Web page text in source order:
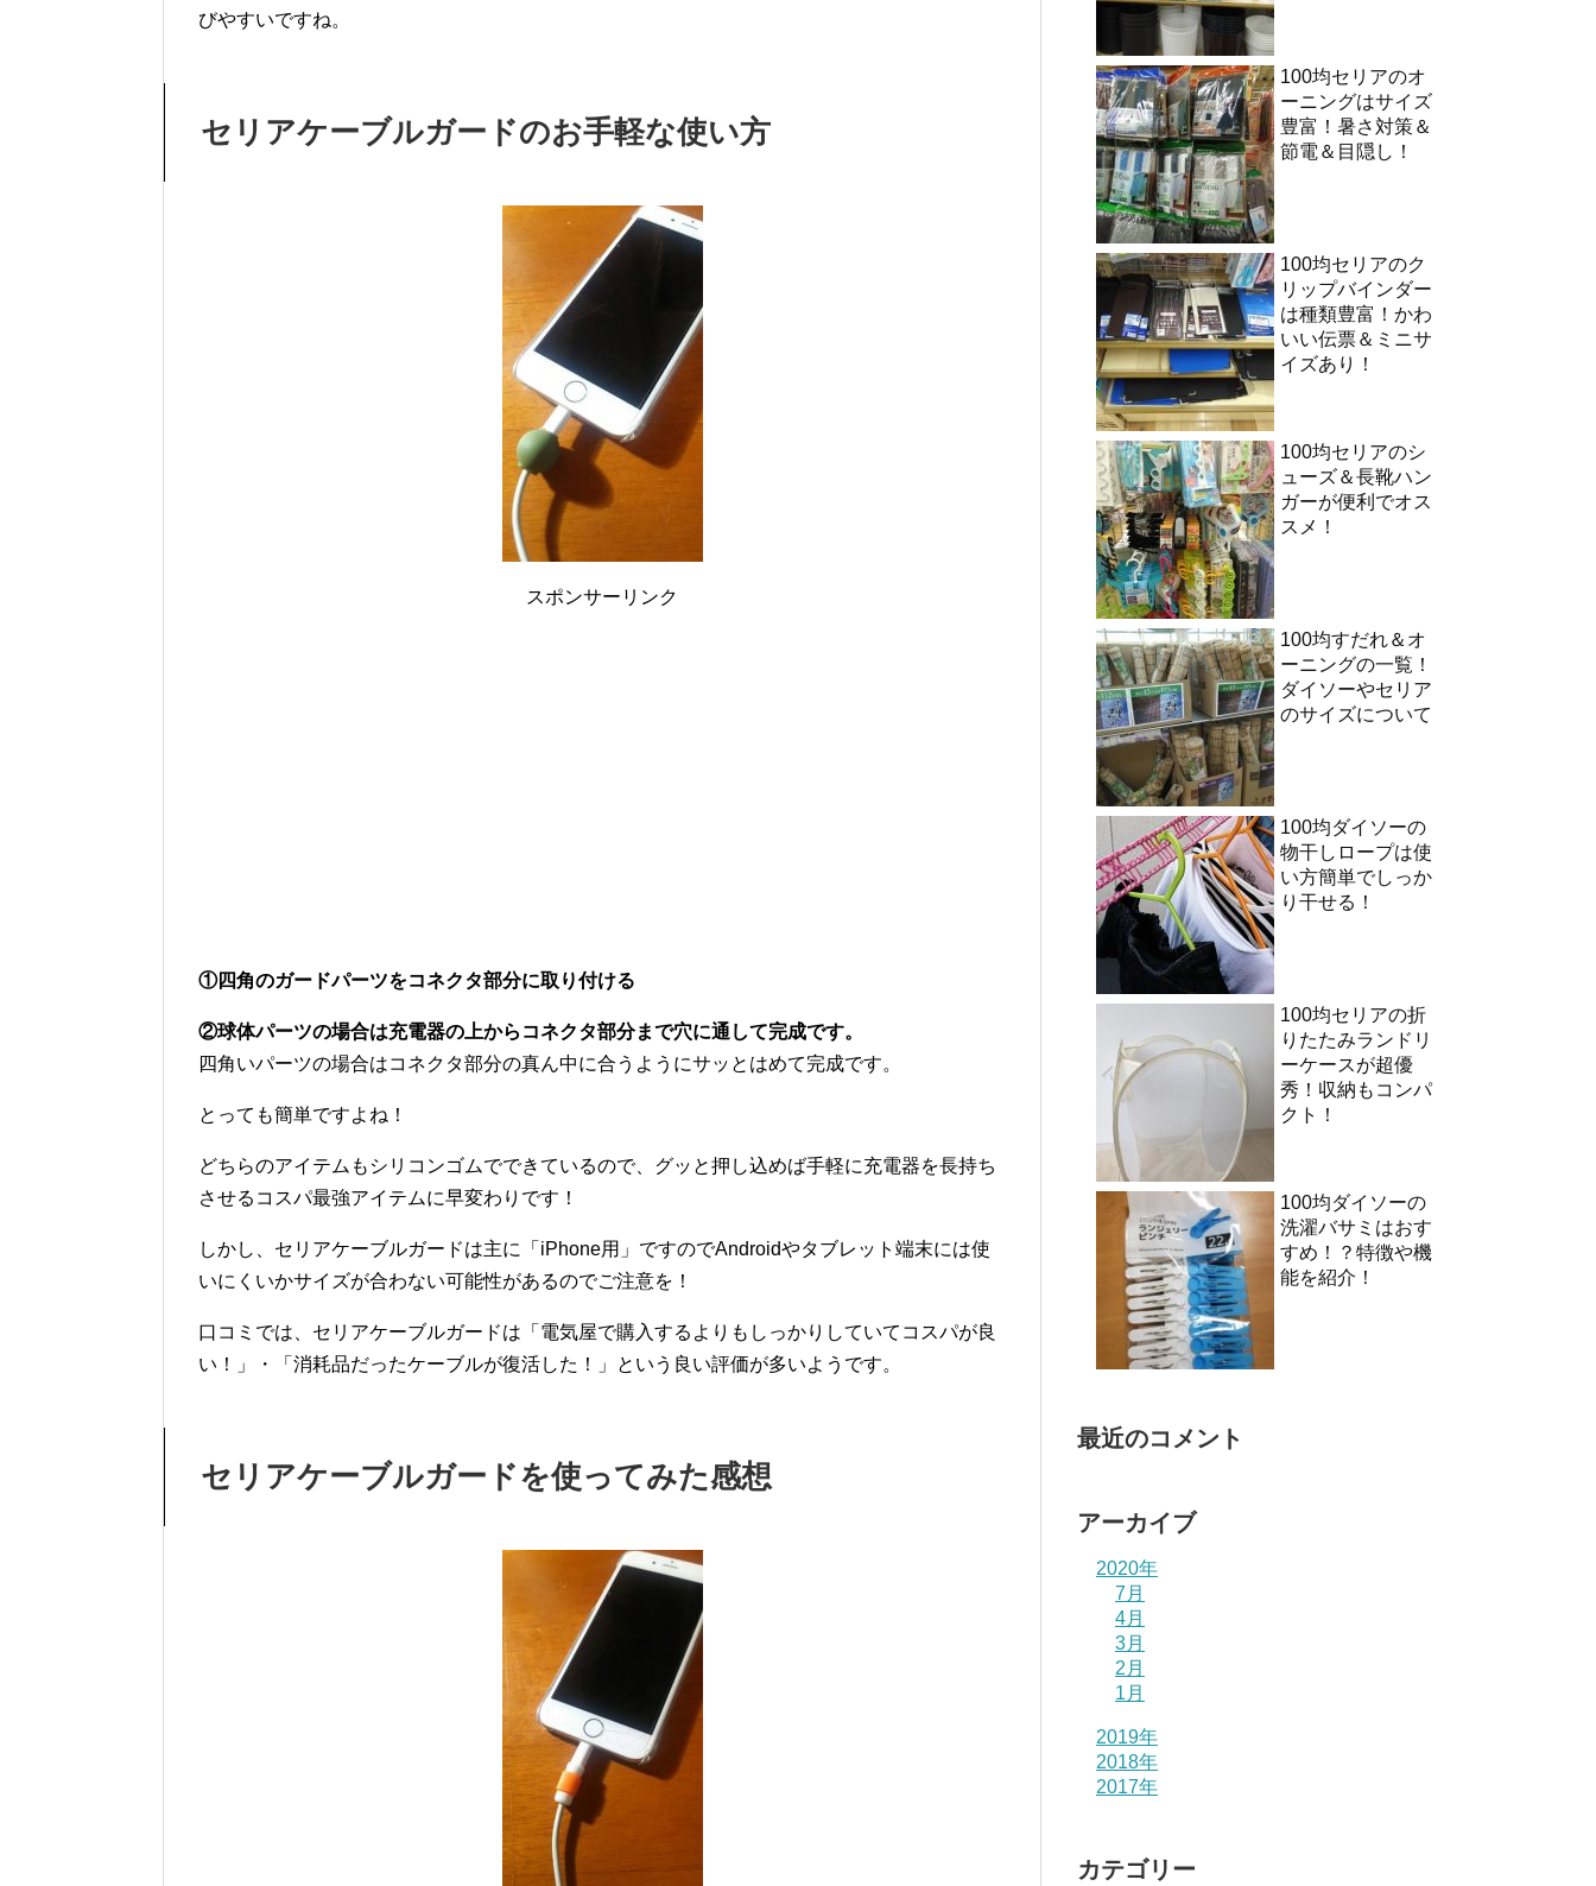
びやすいですね。
セリアケーブルガードのお手軽な使い方
スポンサーリンク
①四角のガードパーツをコネクタ部分に取り付ける
②球体パーツの場合は充電器の上からコネクタ部分まで穴に通して完成です。
四角いパーツの場合はコネクタ部分の真ん中に合うようにサッとはめて完成です。
とっても簡単ですよね！
どちらのアイテムもシリコンゴムでできているので、グッと押し込めば手軽に充電器を長持ち
させるコスパ最強アイテムに早変わりです！
しかし、セリアケーブルガードは主に「iPhone用」ですのでAndroidやタブレット端末には使
いにくいかサイズが合わない可能性があるのでご注意を！
口コミでは、セリアケーブルガードは「電気屋で購入するよりもしっかりしていてコスパが良
い！」・「消耗品だったケーブルが復活した！」という良い評価が多いようです。
セリアケーブルガードを使ってみた感想
100均セリアのオ
ーニングはサイズ
豊富！暑さ対策＆
節電＆目隠し！
100均セリアのク
リップバインダー
は種類豊富！かわ
いい伝票＆ミニサ
イズあり！
100均セリアのシ
ューズ＆長靴ハン
ガーが便利でオス
スメ！
100均すだれ＆オ
ーニングの一覧！
ダイソーやセリア
のサイズについて
100均ダイソーの
物干しロープは使
い方簡単でしっか
り干せる！
100均セリアの折
りたたみランドリ
ーケースが超優
秀！収納もコンパ
クト！
100均ダイソーの
洗濯バサミはおす
すめ！？特徴や機
能を紹介！
最近のコメント
アーカイブ
2020年
7月
4月
3月
2月
1月
2019年
2018年
2017年
カテゴリー